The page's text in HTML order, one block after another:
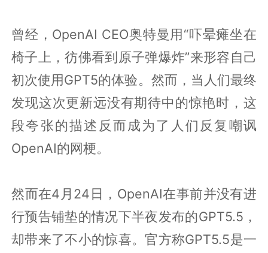
曾经，OpenAI CEO奥特曼用“吓晕瘫坐在
椅子上，彷佛看到原子弹爆炸”来形容自己
初次使用GPT5的体验。然而，当人们最终
发现这次更新远没有期待中的惊艳时，这
段夸张的描述反而成为了人们反复嘲讽
OpenAI的网梗。
然而在4月24日，OpenAI在事前并没有进
行预告铺垫的情况下半夜发布的GPT5.5，
却带来了不小的惊喜。官方称GPT5.5是一